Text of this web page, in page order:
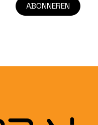
ABONNEREN